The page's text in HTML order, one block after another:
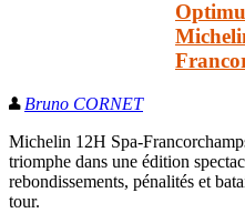
Bruno CORNET
Michelin 12H Spa-
triomphe dans une édition
rebondissements, pénalités et
tour.